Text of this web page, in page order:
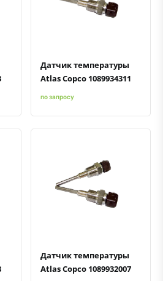
в избранное Быстрый просмотр
Добавить к сравнению
Добавить в избранное
Датчик температуры
Atlas Copco 1089934311
по запросу
в избранное Быстрый просмотр
Добавить к сравнению
Добавить в избранное
Датчик температуры
Atlas Copco 1089932007